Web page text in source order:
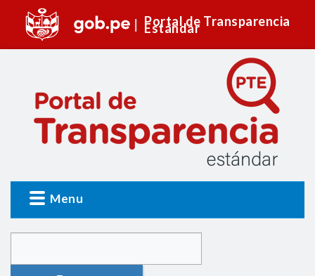
Portal de Transparencia
Estándar
Menu